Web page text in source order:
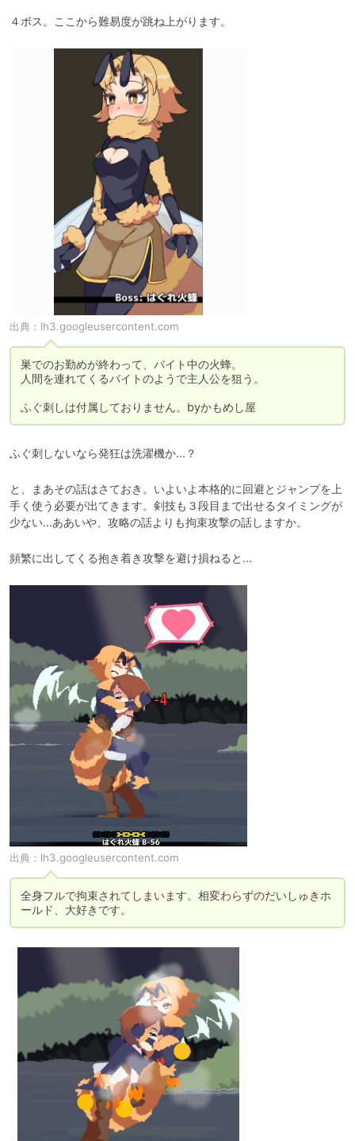
４ボス。ここから難易度が跳ね上がります。
出典： lh3.googleusercontent.com
巣でのお勤めが終わって、バイト中の火蜂。
人間を連れてくるバイトのようで主人公を狙う。
ふぐ刺しは付属しておりません。byかもめし屋
ふぐ刺しないなら発狂は洗濯機か...？
と、まあその話はさておき。いよいよ本格的に回避とジャンプを上
手く使う必要が出てきます。剣技も３段目まで出せるタイミングが
少ない...ああいや、攻略の話よりも拘束攻撃の話しますか。
頻繁に出してくる抱き着き攻撃を避け損ねると...
出典： lh3.googleusercontent.com
全身フルで拘束されてしまいます。相変わらずのだいしゅきホ
ールド、大好きです。